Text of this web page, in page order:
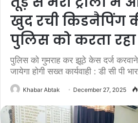
खुद रची किडनैपिंग
पुलिस को करता
पुलिस को गुमराह कर झूठे केस दर्ज करवाने
जायेगा होगी सख्त कार्यवाही : डी सी पी
Khabar Abtak December 27, 2025